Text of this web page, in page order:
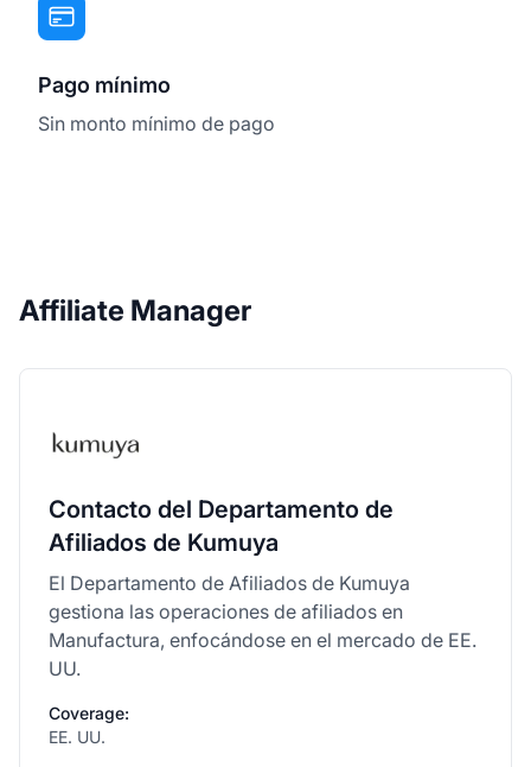
Pago mínimo
Sin monto mínimo de pago
Affiliate Manager
Contacto del Departamento de
Afiliados de Kumuya
El Departamento de Afiliados de Kumuya
gestiona las operaciones de afiliados en
Manufactura, enfocándose en el mercado de EE.
UU.
Coverage:
EE. UU.